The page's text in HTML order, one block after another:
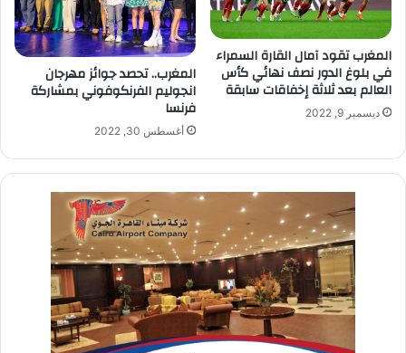
المغرب تقود آمال القارة السمراء
في بلوغ الدور نصف نهائي كأس
العالم بعد ثلاثة إخفاقات سابقة
ديسمبر 9, 2022
المغرب.. تحصد جوائز مهرجان
انجوليم الفرنكوفوني بمشاركة
فرنسا
أغسطس 30, 2022